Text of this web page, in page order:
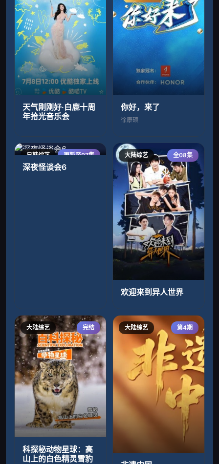
天气刚刚好·白鹿十周
年拾光音乐会
你好，来了
徐康硕
日韩综艺 更新至07集
深夜怪谈会6
大陆综艺 全08集
欢迎来到异人世界
大陆综艺 完结
科探秘动物星球：高
山上的白色精灵雪豹
大陆综艺 第4期